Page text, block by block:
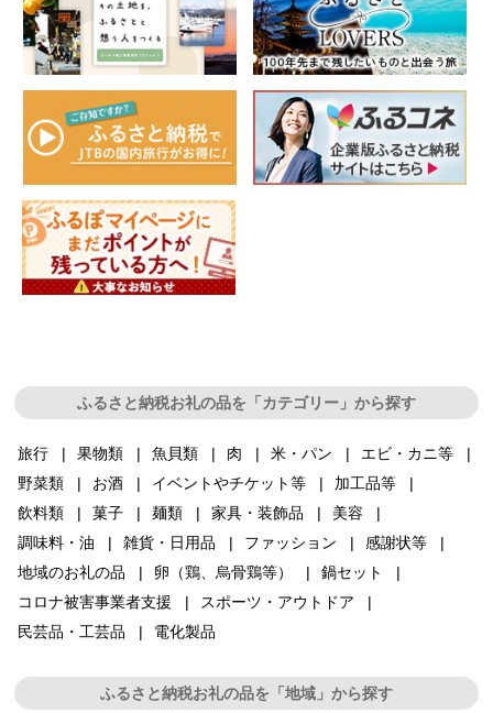
ふるさと納税お礼の品を「カテゴリー」から探す
旅行 果物類 魚貝類 肉 米・パン
エビ・カニ等
野菜類
お酒 イベントやチケット等
加工品等
飲料類
菓子 麺類 家具・装飾品
美容
調味料・油
雑貨・日用品 ファッション
感謝状等
地域のお礼の品
卵（鶏、烏骨鶏等）
鍋セット
コロナ被害事業者支援
スポーツ・アウトドア
民芸品・工芸品
電化製品
ふるさと納税お礼の品を「地域」から探す